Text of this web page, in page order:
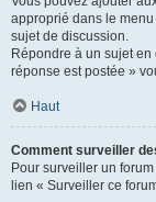
approprié dans le
sujet de discussion.
Répondre à un sujet en
réponse est postée »
Haut
Comment surveiller
Pour surveiller un
lien « Surveiller ce